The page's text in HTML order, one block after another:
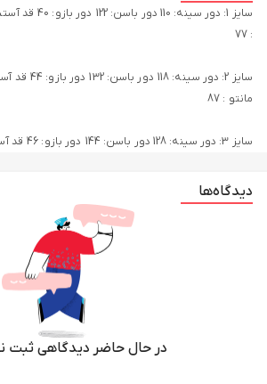
مانتو : 87
دیدگاه‌ها
در حال حاضر دیدگاهی ثبت